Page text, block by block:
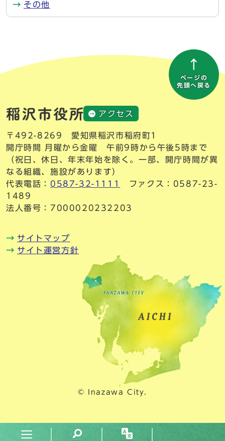
その他
ページの
先頭へ戻る
アクセス
〒492-8269 愛知県稲沢市稲府町1
開庁時間 月曜から金曜 午前9時から午後5時まで
（祝日、休日、年末年始を除く。一部、開庁時間が異
なる組織、施設があります）
代表電話： 0587-32-1111
ファクス：0587-23-
1489
法人番号：7000020232203
サイトマップ
サイト運営方針
© Inazawa City.